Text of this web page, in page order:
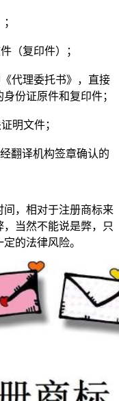
复印件）；
代理委托书》，直接
份证原件和复印件；
明文件；
翻译机构签章确认的
，相对于注册商标来
当然不能说是弊，只
的法律风险。